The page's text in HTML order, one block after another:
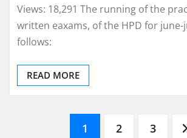
Views: 18,291 The running of the
written eaxams, of the HPD for june-
follows:
READ MORE
1 2 3